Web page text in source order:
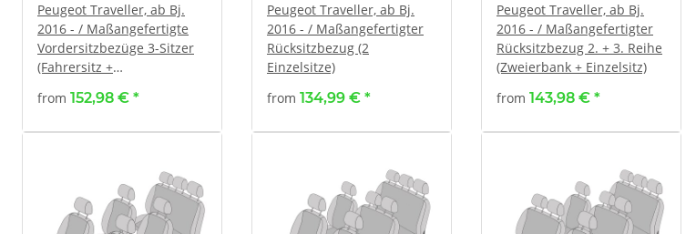
Peugeot Traveller, ab Bj.
2016 - / Maßangefertigte
Vordersitzbezüge 3-Sitzer
(Fahrersitz +
from 152,98 € *
Peugeot Traveller, ab Bj.
2016 - / Maßangefertigter
Rücksitzbezug (2
Einzelsitze)
from 134,99 € *
Peugeot Traveller, ab Bj.
2016 - / Maßangefertigter
Rücksitzbezug 2. + 3. Reihe
(Zweierbank + Einzelsitz)
from 143,98 € *